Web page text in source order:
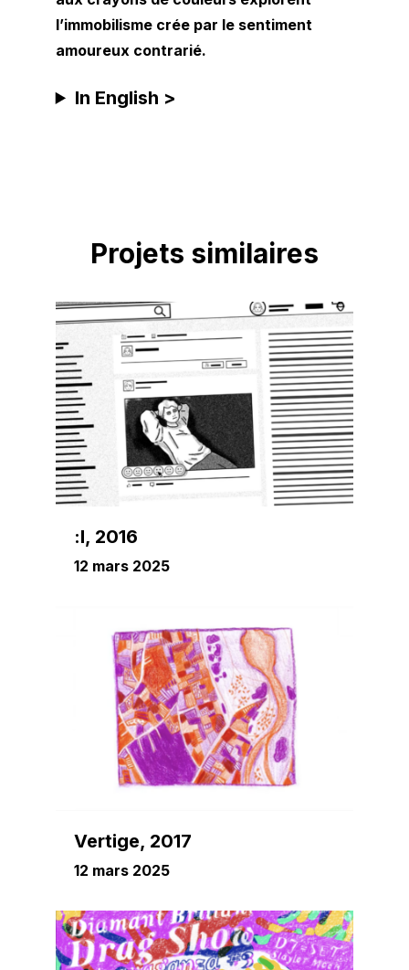
l’immobilisme crée par le sentiment
amoureux contrarié.
In English >
Projets similaires
:l, 2016
12 mars 2025
Vertige, 2017
12 mars 2025